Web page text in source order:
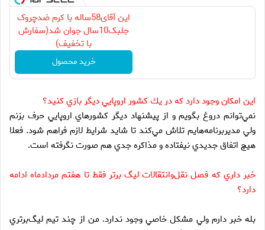
این آقای58ساله با کرم ضدچروک
جلبک10سال جوان شد(سفارش
با تخفیف)
خرید محصول
اين امكان وجود دارد كه در يك كشور اروپايي ديگر بازي كنيد؟
نمي‌توانم دروغ بگويم و از پيشنهاد ديگر كشورهاي اروپايي حرف بزنم
ولي مديربرنامه‌هايم تلاش مي‌كند تا شايد شرايط لازم فراهم شود. فعلا
هيچ اتفاق جديدي نيفتاده و مذاكره جدي هم صورت نگرفته است.
خبر داري كه فصل نقل‌وانتقالات ليگ برتر فقط تا هفتم مردادماه ادامه
دارد؟
بله خبر دارم ولي مشكل خاصي وجود ندارد. من از چند تيم ليگ‌برتري